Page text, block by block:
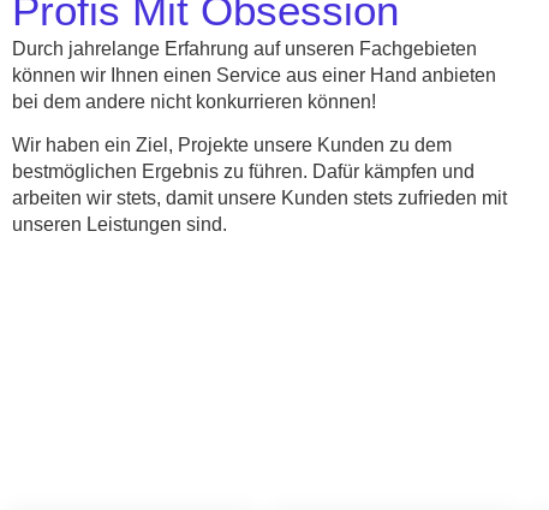
Profis Mit Obsession
Durch jahrelange Erfahrung auf unseren Fachgebieten
können wir Ihnen einen Service aus einer Hand anbieten
bei dem andere nicht konkurrieren können!
Wir haben ein Ziel, Projekte unsere Kunden zu dem
bestmöglichen Ergebnis zu führen. Dafür kämpfen und
arbeiten wir stets, damit unsere Kunden stets zufrieden mit
unseren Leistungen sind.